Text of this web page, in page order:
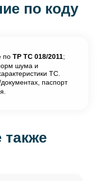
по коду
по ТР ТС 018/2011;
шума и
ТС.
паспорт
также